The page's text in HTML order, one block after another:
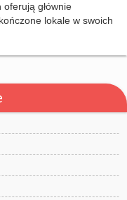
głównie
lokale w swoich